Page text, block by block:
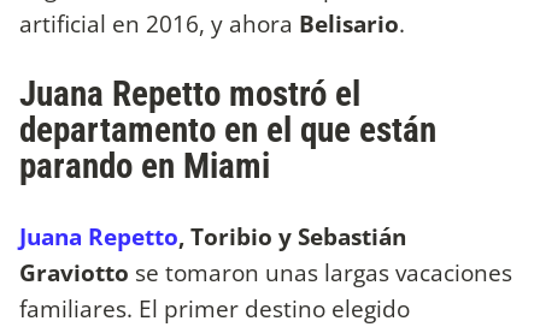
artificial en 2016, y ahora Belisario.
Juana Repetto mostró el
departamento en el que están
parando en Miami
Juana Repetto, Toribio y Sebastián
Graviotto se tomaron unas largas vacaciones
familiares. El primer destino elegido